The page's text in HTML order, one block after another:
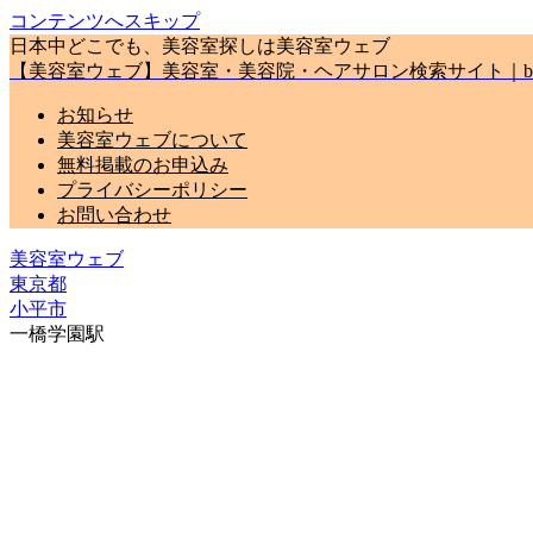
コンテンツへスキップ
日本中どこでも、美容室探しは美容室ウェブ
【美容室ウェブ】美容室・美容院・ヘアサロン検索サイト｜
お知らせ
美容室ウェブについて
無料掲載のお申込み
プライバシーポリシー
お問い合わせ
美容室ウェブ
東京都
小平市
一橋学園駅